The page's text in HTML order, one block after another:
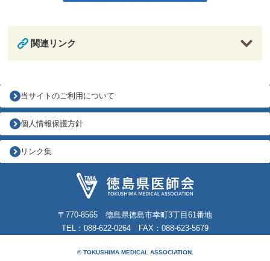
関連リンク
〒770-8565 徳島県徳島市幸町3丁目61番地
TEL：088-622-0264 FAX：088-623-5679
当サイトのご利用について
個人情報保護方針
リンク集
© TOKUSHIMA MEDICAL ASSOCIATION.